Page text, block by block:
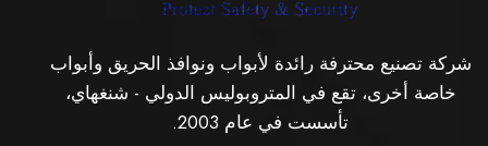
شركة تصنيع محترفة رائدة لأبواب ونوافذ الحريق وأبواب
خاصة أخرى، تقع في المتروبوليس الدولي - شنغهاي،
تأسست في عام 2003.